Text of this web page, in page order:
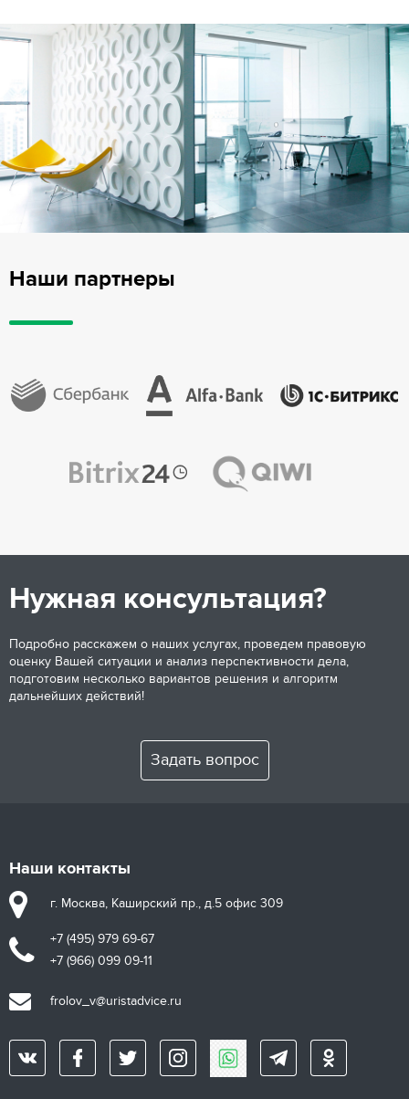
Наши партнеры
Нужная консультация?
Подробно расскажем о наших услугах, проведем правовую
оценку Вашей ситуации и анализ перспективности дела,
подготовим несколько вариантов решения и алгоритм
дальнейших действий!
Задать вопрос
Наши контакты
г. Москва, Каширский пр., д.5 офис 309
+7 (495) 979 69-67
+7 (966) 099 09-11
frolov_v@uristadvice.ru